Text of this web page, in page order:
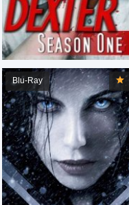
Blu-Ray